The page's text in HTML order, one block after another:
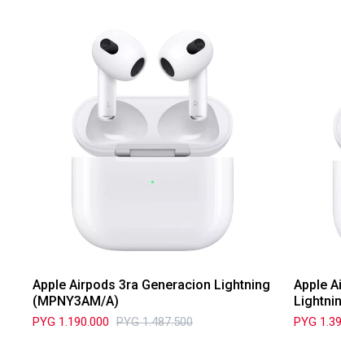
Apple Airpods 3ra Generacion Lightning
(MPNY3AM/A)
PYG 1.190.000 PYG 1.487.500
Apple
PYG